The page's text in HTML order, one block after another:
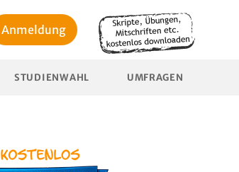
Anmeldung
STUDIENWAHL UMFRAGEN